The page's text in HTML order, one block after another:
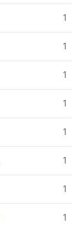
1
1
1
1
1
1
1
1